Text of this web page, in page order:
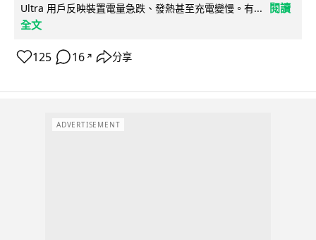
Ultra 用戶反映裝置電量急跌、發熱甚至充電變慢。有...
閱讀
全文
125 16 ↗ 分享
ADVERTISEMENT